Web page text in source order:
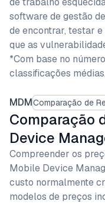
software de gestão
de encontrar, testar
que as
*Com base no
classificações
MDMComparação de
Comparação
Device
Compreender os
Mobile Device
custo normalmente
modelos de preços